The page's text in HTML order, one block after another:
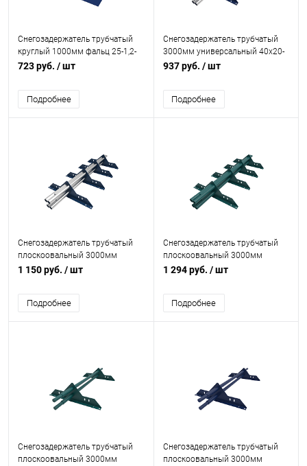
Снегозадержатель трубчатый
круглый 1000мм фальц 25-1,2-
2,0-2 холоднокатанная сталь с
5002
723 руб. / шт
Подробнее
Снегозадержатель трубчатый
3000мм универсальный 40x20-
1,0-1,0-4 холоднокатанная сталь
5002
937 руб. / шт
Подробнее
Снегозадержатель трубчатый
плоскоовальный 3000мм
универсальный 40x20-1,0-1,5-4
порошковым покрытием RAL
5005
1 150 руб. / шт
Подробнее
Снегозадержатель трубчатый
плоскоовальный 3000мм
универсальный 40x20-1,0-1,0-4
порошковым покрытием RAL
5021
1 294 руб. / шт
Подробнее
Снегозадержатель трубчатый
плоскоовальный 3000мм
Снегозадержатель трубчатый
плоскоовальный 3000мм